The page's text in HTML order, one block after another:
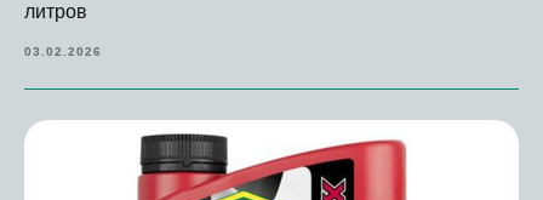
литров
03.02.2026